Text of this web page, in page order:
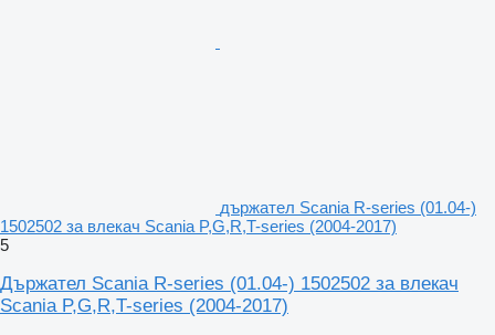
държател Scania R-series (01.04-)
1502502 за влекач Scania P,G,R,T-series (2004-2017)
5
Държател Scania R-series (01.04-) 1502502 за влекач
Scania P,G,R,T-series (2004-2017)